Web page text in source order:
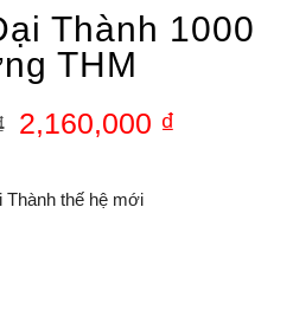
Thành 1000
THM
2,160,000 ₫
Thành thế hệ mới